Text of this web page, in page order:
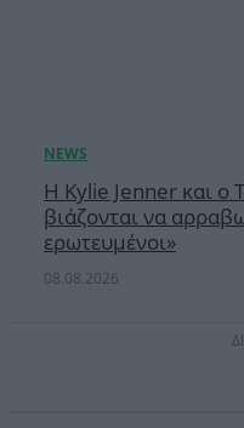
Η Kylie Jenner και ο
βιάζονται να
ερωτευμένοι»
08.08.2026